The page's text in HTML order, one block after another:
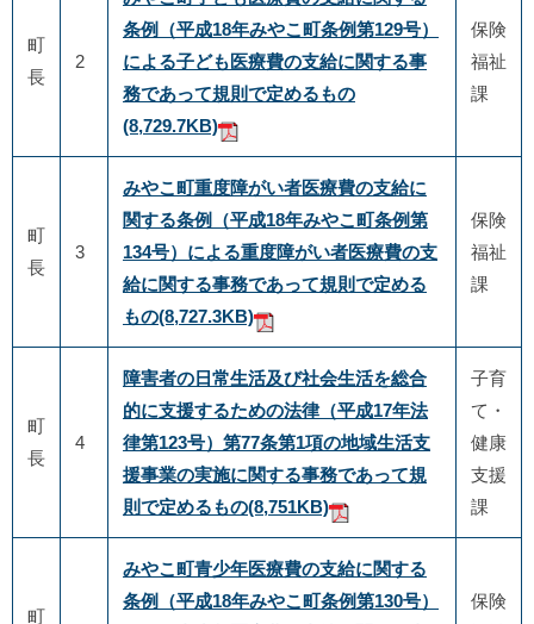
町
長
2
条例（平成18年みやこ町条例第129号）
による子ども医療費の支給に関する事
務であって規則で定めるもの
(8,729.7KB)
保険
福祉
課
町
長
3
みやこ町重度障がい者医療費の支給に
関する条例（平成18年みやこ町条例第
134号）による重度障がい者医療費の支
給に関する事務であって規則で定める
もの(8,727.3KB)
保険
福祉
課
町
長
4
障害者の日常生活及び社会生活を総合
的に支援するための法律（平成17年法
律第123号）第77条第1項の地域生活支
援事業の実施に関する事務であって規
則で定めるもの(8,751KB)
子育
て・
健康
支援
課
町
みやこ町青少年医療費の支給に関する
条例（平成18年みやこ町条例第130号）
保険